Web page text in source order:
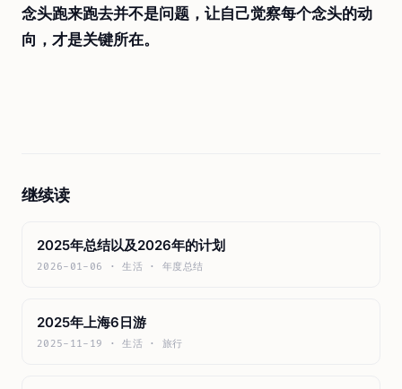
念头跑来跑去并不是问题，让自己觉察每个念头的动
向，才是关键所在。
继续读
2025年总结以及2026年的计划
2026-01-06 · 生活 · 年度总结
2025年上海6日游
2025-11-19 · 生活 · 旅行